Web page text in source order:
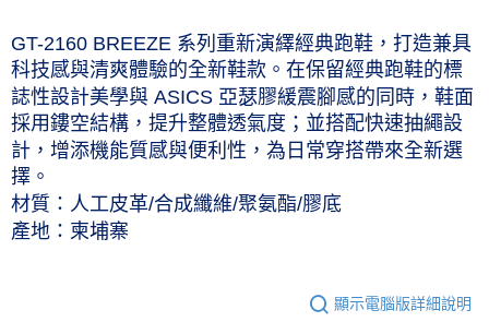
付款後7-11取貨(僅限台灣本島，離島恕不配送) 預計5-7個工
作天到貨
每筆NT$60，滿NT$1,000(含以上)免運費
黑貓宅急便 (僅限台灣本島，離島恕不配送) 預計2-3個工作天到貨
每筆NT$120，滿NT$1,500(含以上)免運費
GT-2160 BREEZE 系列重新演繹經典跑鞋，打造兼具
科技感與清爽體驗的全新鞋款。在保留經典跑鞋的標
誌性設計美學與 ASICS 亞瑟膠緩震腳感的同時，鞋面
採用鏤空結構，提升整體透氣度；並搭配快速抽繩設
計，增添機能質感與便利性，為日常穿搭帶來全新選
擇。
材質：人工皮革/合成纖維/聚氨酯/膠底
產地：柬埔寨
顯示電腦版詳細說明